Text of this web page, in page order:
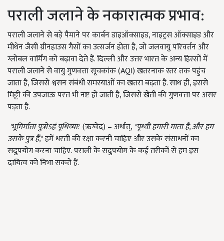
पराली जलाने के नकारात्मक प्रभाव:
पराली जलाने से बड़े पैमाने पर कार्बन डाइऑक्साइड, नाइट्रस ऑक्साइड और
मीथेन जैसी ग्रीनहाउस गैसों का उत्सर्जन होता है, जो जलवायु परिवर्तन और
ग्लोबल वार्मिंग को बढ़ावा देते हैं. दिल्ली और उत्तर भारत के अन्य हिस्सों में
पराली जलाने से वायु गुणवत्ता सूचकांक (AQI) खतरनाक स्तर तक पहुंच
जाता है, जिससे श्वसन संबंधी समस्याओं का खतरा बढ़ता है. साथ ही, इससे
मिट्टी की उपजाऊ परत भी नष्ट हो जाती है, जिससे खेती की गुणवत्ता पर असर
पड़ता है.
'भूमिर्माता पुत्रोऽहं पृथिव्या:' (ऋग्वेद) – अर्थात्, "पृथ्वी हमारी माता है, और हम
उसके पुत्र हैं," हमें धरती की रक्षा करनी चाहिए और उसके संसाधनों का
सदुपयोग करना चाहिए. पराली के सदुपयोग के कई तरीकों से हम इस
दायित्व को निभा सकते हैं.